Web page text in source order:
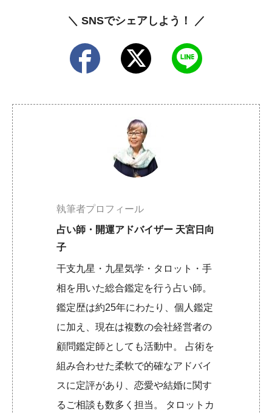
＼ SNSでシェアしよう！ ／
執筆者プロフィール
占い師・開運アドバイザー 天宮日向
子
干支九星・九星気学・タロット・手
相を用いた総合鑑定を行う占い師。
鑑定歴は約25年にわたり、個人鑑定
に加え、現在は複数の会社経営者の
顧問鑑定師としても活動中。 占術を
組み合わせた柔軟で的確なアドバイ
スに定評があり、恋愛や結婚に関す
るご相談も数多く担当。 タロットカ